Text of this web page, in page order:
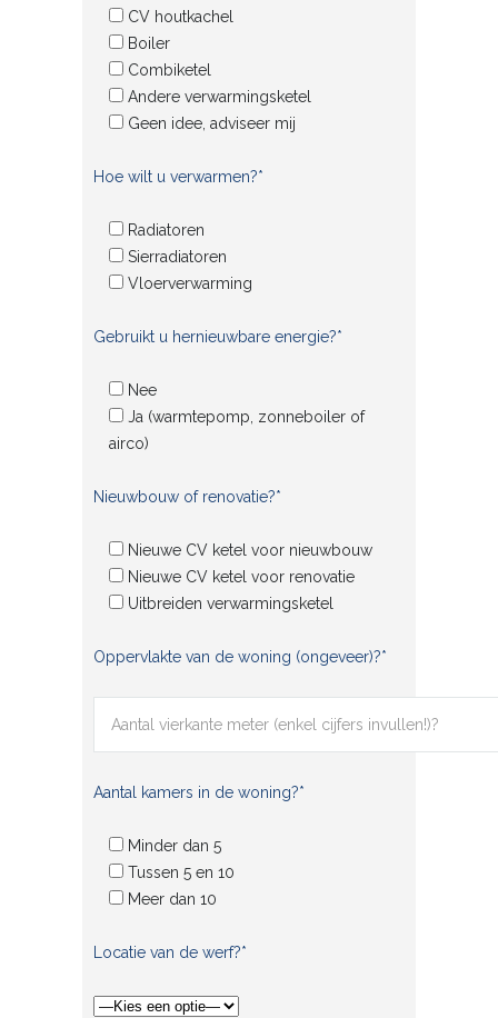
CV houtkachel
Boiler
Combiketel
Andere verwarmingsketel
Geen idee, adviseer mij
Hoe wilt u verwarmen?*
Radiatoren
Sierradiatoren
Vloerverwarming
Gebruikt u hernieuwbare energie?*
Nee
Ja (warmtepomp, zonneboiler of
airco)
Nieuwbouw of renovatie?*
Nieuwe CV ketel voor nieuwbouw
Nieuwe CV ketel voor renovatie
Uitbreiden verwarmingsketel
Oppervlakte van de woning (ongeveer)?*
Aantal kamers in de woning?*
Minder dan 5
Tussen 5 en 10
Meer dan 10
Locatie van de werf?*